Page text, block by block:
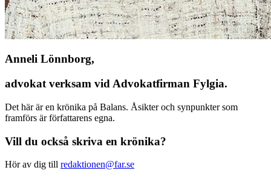
Anneli Lönnborg,
advokat verksam vid Advokatfirman Fylgia.
Det här är en krönika på Balans. Åsikter och synpunkter som
framförs är författarens egna.
Vill du också skriva en krönika?
Hör av dig till redaktionen@far.se